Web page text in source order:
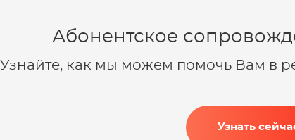
Абонентское
Узнайте, как мы можем помочь Вам в
Узнать